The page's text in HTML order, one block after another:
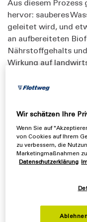
Aus diesem
hervor: sauberes
geleitet wird, und
an aufbereiteten
Nährstoffgehalts
Wirkung auf
Durchflussmengen
Wir schätzen Ihre
Wenn Sie auf
von Cookies auf Ihrem
zu verbessern, die
Marketingmaßnahmen
Datenschutzerklärung